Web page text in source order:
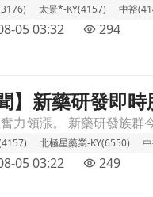
太景*-KY(4157) 中裕
05 03:32 294
與新藥進度激勵市場買
】新藥研發即
北極星藥業-KY(6550)
05 03:22 249